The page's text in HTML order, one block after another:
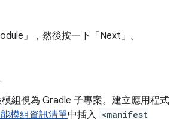
」 ，然後按一下「Next」 。
組視為 Gradle 子專案。建立應用程式
模組資訊清單中插入 <manifest